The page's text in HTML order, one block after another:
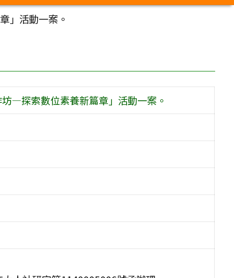
」活動一案。
—探索數位素養新篇章」活動一案。